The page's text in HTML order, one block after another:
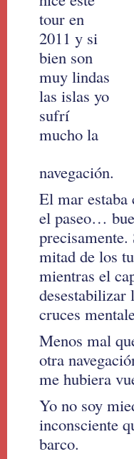
tour en
2011 y si
bien son
muy lindas
las islas yo
sufrí
mucho la
navegación.
El mar estaba
el paseo…
mitad de los
mientras el
desestabilizar
cruces
Menos mal
otra
me hubiera
Yo no soy
inconsciente
barco.